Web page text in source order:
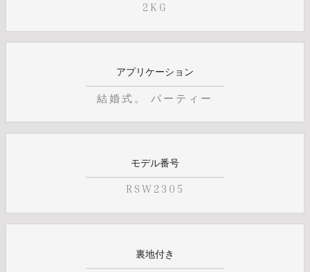
2KG
アプリケーション
結婚式。 パーティー
モデル番号
RSW2305
裏地付き